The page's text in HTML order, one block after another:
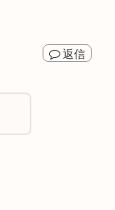
返信